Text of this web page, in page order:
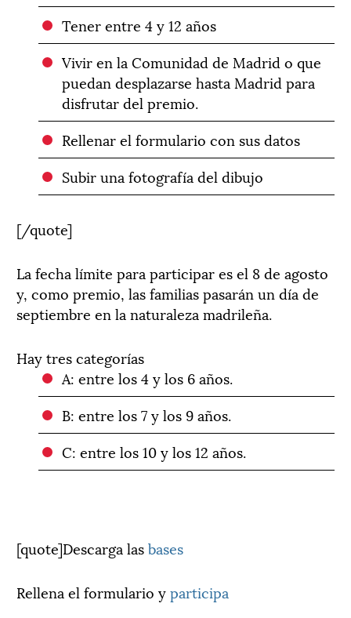
Tener entre 4 y 12 años
Vivir en la Comunidad de Madrid o que
puedan desplazarse hasta Madrid para
disfrutar del premio.
Rellenar el formulario con sus datos
Subir una fotografía del dibujo
[/quote]
La fecha límite para participar es el 8 de agosto
y, como premio, las familias pasarán un día de
septiembre en la naturaleza madrileña.
Hay tres categorías
A: entre los 4 y los 6 años.
B: entre los 7 y los 9 años.
C: entre los 10 y los 12 años.
[quote]Descarga lasbases
Rellena el formulario yparticipa